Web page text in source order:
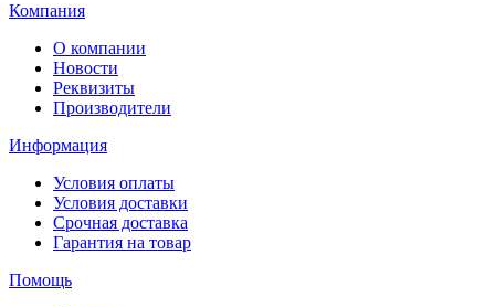
Компания
О компании
Новости
Реквизиты
Производители
Информация
Условия оплаты
Условия доставки
Срочная доставка
Гарантия на товар
Помощь